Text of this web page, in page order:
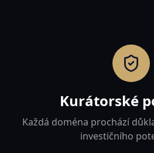
Kurátorské
Každá doména prochází
investičního